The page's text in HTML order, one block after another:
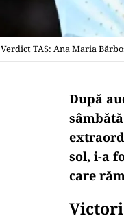
Verdict TAS: Ana Maria
După
sol, i-a
care